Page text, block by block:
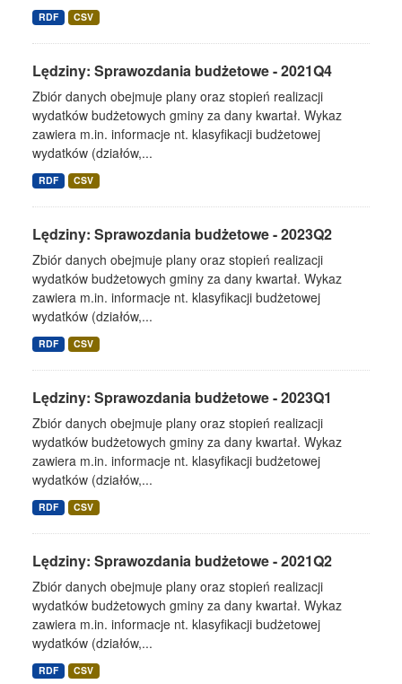
RDF CSV
Lędziny: Sprawozdania budżetowe - 2021Q4
Zbiór danych obejmuje plany oraz stopień realizacji
wydatków budżetowych gminy za dany kwartał. Wykaz
zawiera m.in. informacje nt. klasyfikacji budżetowej
wydatków (działów,...
RDF CSV
Lędziny: Sprawozdania budżetowe - 2023Q2
Zbiór danych obejmuje plany oraz stopień realizacji
wydatków budżetowych gminy za dany kwartał. Wykaz
zawiera m.in. informacje nt. klasyfikacji budżetowej
wydatków (działów,...
RDF CSV
Lędziny: Sprawozdania budżetowe - 2023Q1
Zbiór danych obejmuje plany oraz stopień realizacji
wydatków budżetowych gminy za dany kwartał. Wykaz
zawiera m.in. informacje nt. klasyfikacji budżetowej
wydatków (działów,...
RDF CSV
Lędziny: Sprawozdania budżetowe - 2021Q2
Zbiór danych obejmuje plany oraz stopień realizacji
wydatków budżetowych gminy za dany kwartał. Wykaz
zawiera m.in. informacje nt. klasyfikacji budżetowej
wydatków (działów,...
RDF CSV